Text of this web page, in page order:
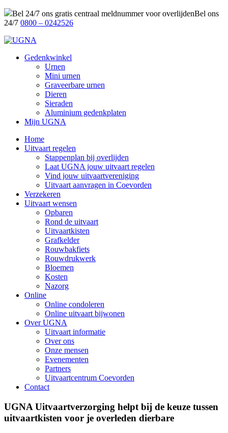
Bel 24/7 ons gratis centraal meldnummer voor overlijdenBel ons
24/7 0800 – 0242526
Gedenkwinkel
Urnen
Mini urnen
Graveerbare urnen
Dieren
Sieraden
Aluminium gedenkplaten
Mijn UGNA
Home
Uitvaart regelen
Stappenplan bij overlijden
Laat UGNA jouw uitvaart regelen
Vind jouw uitvaartvereniging
Uitvaart aanvragen in Coevorden
Verzekeren
Uitvaart wensen
Opbaren
Rond de uitvaart
Uitvaartkisten
Grafkelder
Rouwbakfiets
Rouwdrukwerk
Bloemen
Kosten
Nazorg
Online
Online condoleren
Online uitvaart bijwonen
Over UGNA
Uitvaart informatie
Over ons
Onze mensen
Evenementen
Partners
Uitvaartcentrum Coevorden
Contact
UGNA Uitvaartverzorging helpt bij de keuze tussen
uitvaartkisten voor je overleden dierbare